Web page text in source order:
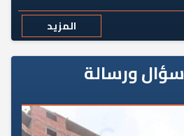
المزيد
سؤال ورسالة